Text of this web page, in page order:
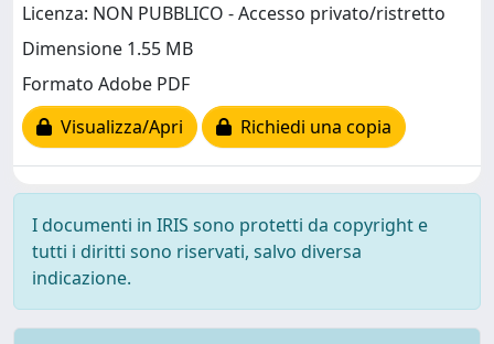
Licenza: NON PUBBLICO - Accesso privato/ristretto
Dimensione 1.55 MB
Formato Adobe PDF
Visualizza/Apri
Richiedi una copia
I documenti in IRIS sono protetti da copyright e
tutti i diritti sono riservati, salvo diversa
indicazione.